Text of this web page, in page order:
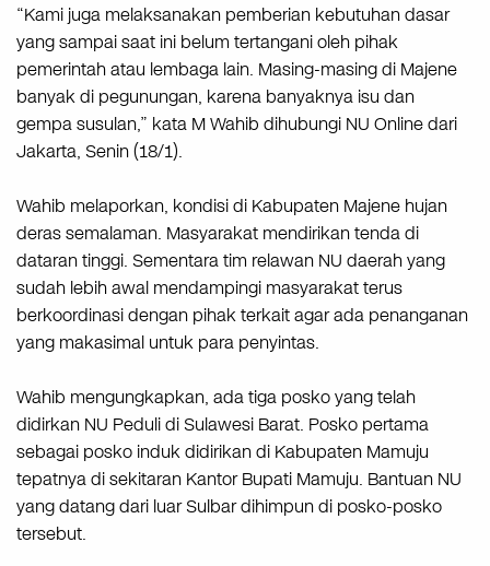
“Kami juga melaksanakan pemberian kebutuhan dasar
yang sampai saat ini belum tertangani oleh pihak
pemerintah atau lembaga lain. Masing-masing di Majene
banyak di pegunungan, karena banyaknya isu dan
gempa susulan,” kata M Wahib dihubungi NU Online dari
Jakarta, Senin (18/1).
Wahib melaporkan, kondisi di Kabupaten Majene hujan
deras semalaman. Masyarakat mendirikan tenda di
dataran tinggi. Sementara tim relawan NU daerah yang
sudah lebih awal mendampingi masyarakat terus
berkoordinasi dengan pihak terkait agar ada penanganan
yang makasimal untuk para penyintas.
Wahib mengungkapkan, ada tiga posko yang telah
didirkan NU Peduli di Sulawesi Barat. Posko pertama
sebagai posko induk didirikan di Kabupaten Mamuju
tepatnya di sekitaran Kantor Bupati Mamuju. Bantuan NU
yang datang dari luar Sulbar dihimpun di posko-posko
tersebut.